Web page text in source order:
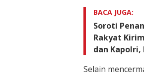
BACA JUGA:
Soroti
Rakyat
dan Kapolri,
Selain